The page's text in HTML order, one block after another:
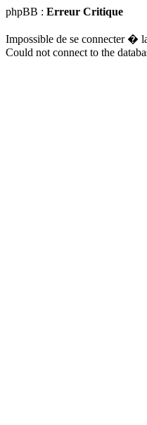
phpBB : Erreur Critique
Impossible de se connecter �
Could not connect to the